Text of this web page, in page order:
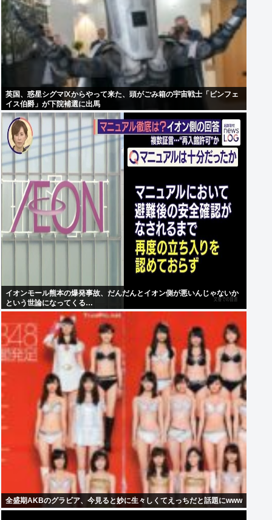
英国、惑星シグマⅨからやって来た、頭がごみ箱の宇宙戦士「ビンフェ
イス伯爵」が下院補選に出馬
イオンモール熊本の爆発事故、だんだんとイオン側が悪いんじゃないか
という世論になってくる…
全盛期AKBのグラビア、今見ると妙に生々しくてえっちだと話題にwww